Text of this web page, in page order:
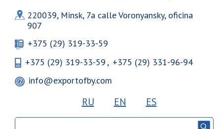
220039, Minsk, 7a calle Voronyansky, oficina
907
+375 (29) 319-33-59
+375 (29) 319-33-59 , +375 (29) 331-96-94
info@exportofby.com
RU EN ES